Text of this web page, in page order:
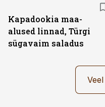
Kapadookia maa-
alused linnad, Türgi
sügavaim saladus